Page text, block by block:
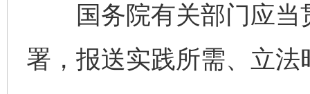
国务院有关部门应当
署，报送实践所需、立